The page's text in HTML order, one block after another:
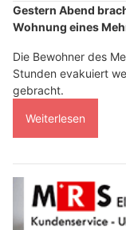
Gestern Abend
Wohnung eines
Die Bewohner des
Stunden evakuiert
gebracht.
Weiterlesen